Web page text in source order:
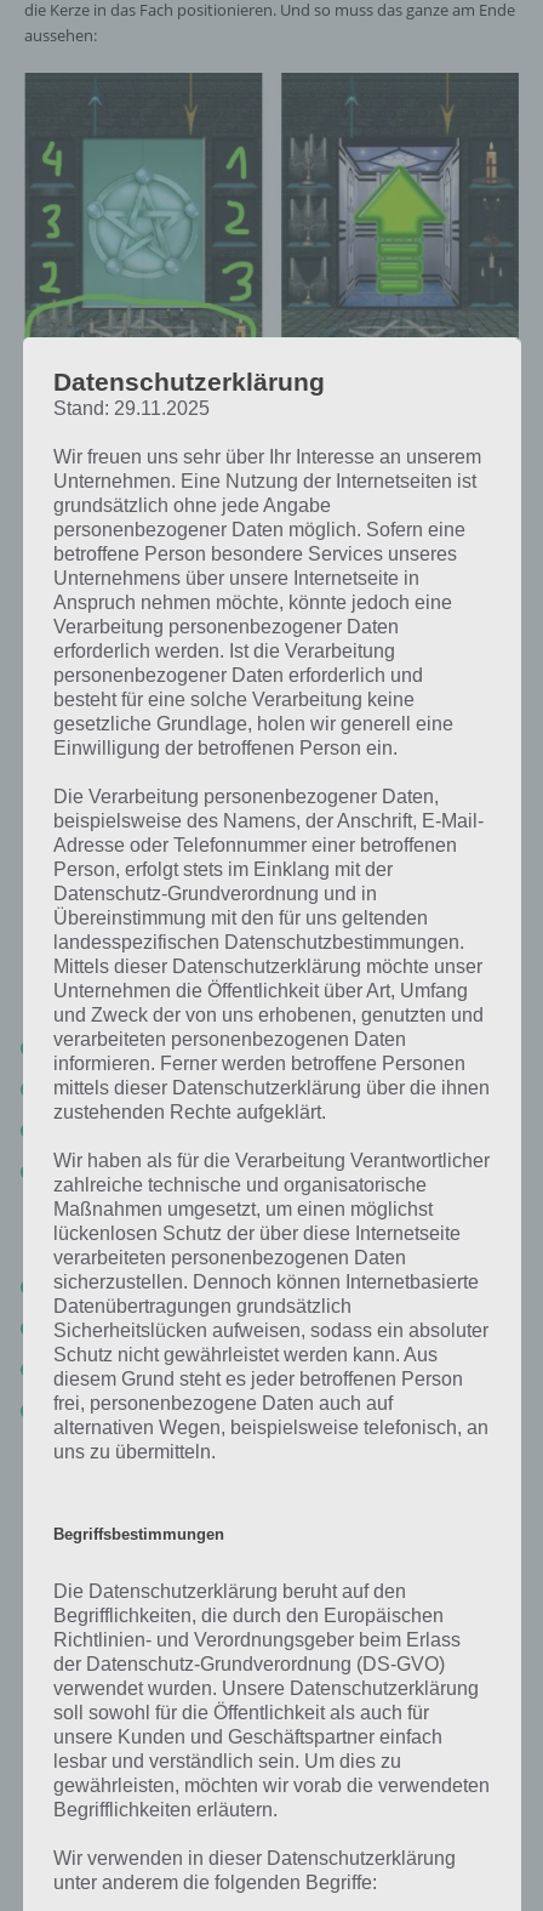
die Kerze in das Fach positionieren. Und so muss das ganze am Ende
aussehen:
100 Inferno Escape Level 21 Lösung
100 Inferno Escape Level 22 Lösung
Weiter geht es mit der 100 Inferno Escape Level 22 Lösung. Nimm im
ersten Schritt zur Lösung das Tuch vom Boden auf. Aktiviere dieses
und wische nun links von oben nach unten über den Schalter. Finger
unten dann loslassen und oben wieder beginnen bis der Staub weg
Danach den Finger drauf halten und nicht loslassen. Über der Tür
erscheint ein grüner Punkt. Halte so lange gedrückt bis sich die Tür
öffnet.
100 Inferno Escape Level 23 Lösung
Weiter geht es mit der Lösung zu Level 23 von 100 Inferno Escape.
Hier muss man zunächst die Tür nach rechts verschieben, damit nun
die Farbkleckse sichtbar werden. Auf der linken Seite lautet die
Lösung von oben nach unten wie folgt:
Blau
Rot
Gelb
Auf der rechten Seite lautet die Lösung so:
Gelb
Grün
Rot
Blau
100 Inferno Escape Level 24 Lösung
Auch Level 24 hat es in sich. Im ersten Schritt zur 100 Inferno Escape
Lösung schütteln wir unser Gerät, sodass das Feuer verschwindet.
Nun tippe den Kopf mehrfach an, sodass dieser verschwindet.
Im letzten Schritt zur 100 Inferno Escape Lösung musst du die Pfeile
wie über der Tür angegeben anklicken. Also zunächst der Pfeil links,
dann der Pfeil oben, dann der Pfeil rechts und dann der Pfeil unten.
Nun öffnet sich die Tür.
100 Inferno Escape Level 25 Lösung
Datenschutzerklärung
Stand: 29.11.2025
Wir freuen uns sehr über Ihr Interesse an unserem
Unternehmen. Eine Nutzung der Internetseiten ist
grundsätzlich ohne jede Angabe
personenbezogener Daten möglich. Sofern eine
betroffene Person besondere Services unseres
Unternehmens über unsere Internetseite in
Anspruch nehmen möchte, könnte jedoch eine
Verarbeitung personenbezogener Daten
erforderlich werden. Ist die Verarbeitung
personenbezogener Daten erforderlich und
besteht für eine solche Verarbeitung keine
gesetzliche Grundlage, holen wir generell eine
Einwilligung der betroffenen Person ein.
Die Verarbeitung personenbezogener Daten,
beispielsweise des Namens, der Anschrift, E-Mail-
Adresse oder Telefonnummer einer betroffenen
Person, erfolgt stets im Einklang mit der
Datenschutz-Grundverordnung und in
Übereinstimmung mit den für uns geltenden
landesspezifischen Datenschutzbestimmungen.
Mittels dieser Datenschutzerklärung möchte unser
Unternehmen die Öffentlichkeit über Art, Umfang
und Zweck der von uns erhobenen, genutzten und
verarbeiteten personenbezogenen Daten
informieren. Ferner werden betroffene Personen
mittels dieser Datenschutzerklärung über die ihnen
zustehenden Rechte aufgeklärt.
Wir haben als für die Verarbeitung Verantwortlicher
zahlreiche technische und organisatorische
Maßnahmen umgesetzt, um einen möglichst
lückenlosen Schutz der über diese Internetseite
verarbeiteten personenbezogenen Daten
sicherzustellen. Dennoch können Internetbasierte
Datenübertragungen grundsätzlich
Sicherheitslücken aufweisen, sodass ein absoluter
Schutz nicht gewährleistet werden kann. Aus
diesem Grund steht es jeder betroffenen Person
frei, personenbezogene Daten auch auf
alternativen Wegen, beispielsweise telefonisch, an
uns zu übermitteln.
Begriffsbestimmungen
Die Datenschutzerklärung beruht auf den
Begrifflichkeiten, die durch den Europäischen
Richtlinien- und Verordnungsgeber beim Erlass
der Datenschutz-Grundverordnung (DS-GVO)
verwendet wurden. Unsere Datenschutzerklärung
soll sowohl für die Öffentlichkeit als auch für
unsere Kunden und Geschäftspartner einfach
lesbar und verständlich sein. Um dies zu
gewährleisten, möchten wir vorab die verwendeten
Begrifflichkeiten erläutern.
Wir verwenden in dieser Datenschutzerklärung
unter anderem die folgenden Begriffe: